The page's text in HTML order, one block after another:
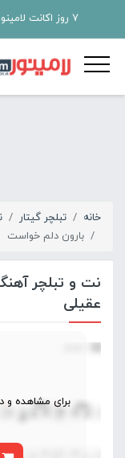
7 روز اکانت لامینور رایگان فقط با ثبت نام در سایت
خانه تبلچر گیتار
بارون دلم خواست
نت و تبلچر
عقیلی
برای مشاهده و